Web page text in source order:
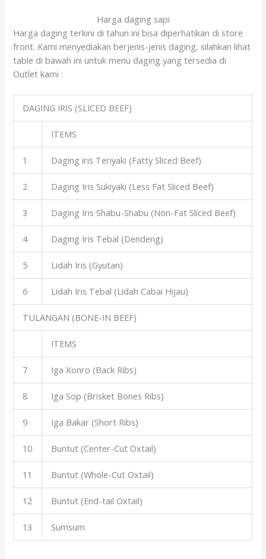
Harga daging sapi
Harga daging terkini di tahun ini bisa diperhatikan di store
front. Kami menyediakan berjenis-jenis daging, silahkan lihat
table di bawah ini untuk menu daging yang tersedia di
Outlet kami :
DAGING IRIS (SLICED BEEF)
ITEMS
1 Daging iris Teriyaki (Fatty Sliced Beef)
2 Daging Iris Sukiyaki (Less Fat Sliced Beef)
3 Daging Iris Shabu-Shabu (Non-Fat Sliced Beef)
4 Daging Iris Tebal (Dendeng)
5 Lidah Iris (Gyutan)
6 Lidah Iris Tebal (Lidah Cabai Hijau)
TULANGAN (BONE-IN BEEF)
ITEMS
7 Iga Konro (Back Ribs)
8 Iga Sop (Brisket Bones Ribs)
9 Iga Bakar (Short Ribs)
10 Buntut (Center-Cut Oxtail)
11 Buntut (Whole-Cut Oxtail)
12 Buntut (End-tail Oxtail)
13 Sumsum